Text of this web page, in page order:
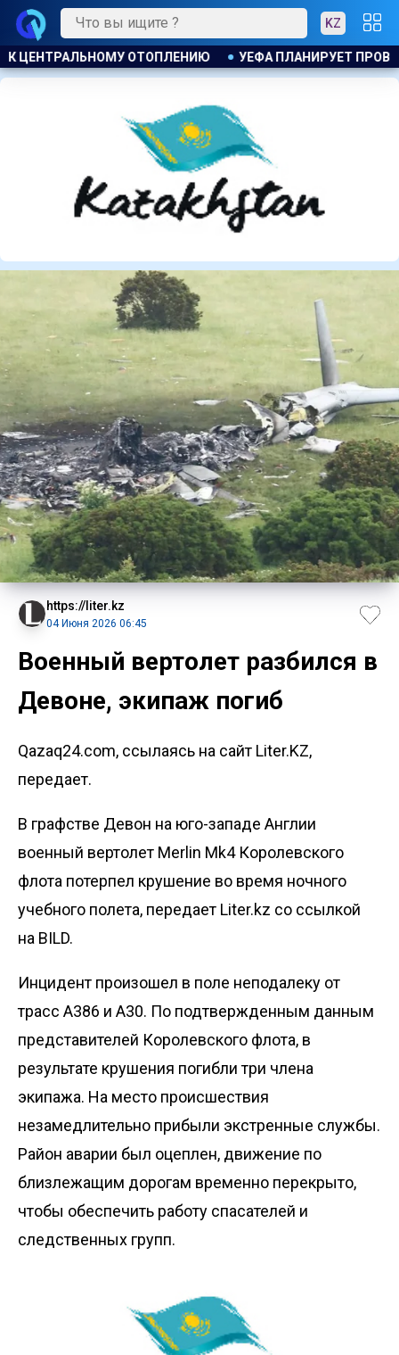
KZ
ПРОВЕСТИ РАССЛЕДОВАНИЕ ИНИЦИАТИВЫ ФИФА ПО
https://liter.kz
04 Июня 2026 06:45
Военный вертолет разбился в
Девоне, экипаж погиб
Qazaq24.com, ссылаясь на сайт Liter.KZ,
передает.
В графстве Девон на юго-западе Англии
военный вертолет Merlin Mk4 Королевского
флота потерпел крушение во время ночного
учебного полета, передает Liter.kz со ссылкой
на BILD.
Инцидент произошел в поле неподалеку от
трасс A386 и A30. По подтвержденным данным
представителей Королевского флота, в
результате крушения погибли три члена
экипажа. На место происшествия
незамедлительно прибыли экстренные службы.
Район аварии был оцеплен, движение по
близлежащим дорогам временно перекрыто,
чтобы обеспечить работу спасателей и
следственных групп.